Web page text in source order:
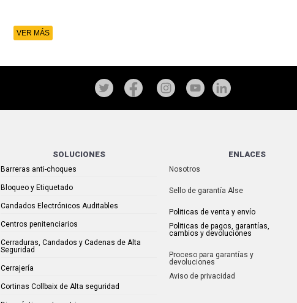
VER MÁS
SOLUCIONES
Barreras anti-choques
Bloqueo y Etiquetado
Candados Electrónicos Auditables
Centros penitenciarios
Cerraduras, Candados y Cadenas de Alta
Seguridad
Cerrajería
Cortinas Collbaix de Alta seguridad
ENLACES
Nosotros
Sello de garantía Alse
Politicas de venta y envío
Politicas de pagos, garantías,
cambios y devoluciones
Proceso para garantías y
devoluciones
Aviso de privacidad